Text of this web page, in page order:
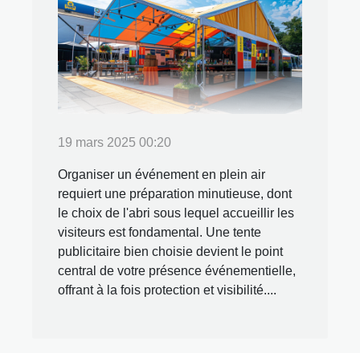
19 mars 2025 00:20
Organiser un événement en plein air
requiert une préparation minutieuse, dont
le choix de l'abri sous lequel accueillir les
visiteurs est fondamental. Une tente
publicitaire bien choisie devient le point
central de votre présence événementielle,
offrant à la fois protection et visibilité....